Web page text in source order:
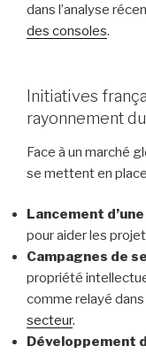
dans l’analyse
des consoles.
Initiatives
rayonnement
Face à un marché
se mettent en
Lancement
pour aider les
Campagnes de
propriété
comme relayé dans
secteur.
Développement